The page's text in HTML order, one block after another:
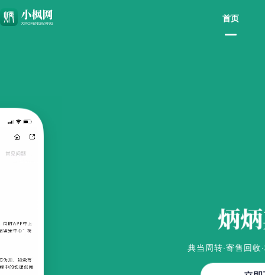
首页
典当周转·寄售回收